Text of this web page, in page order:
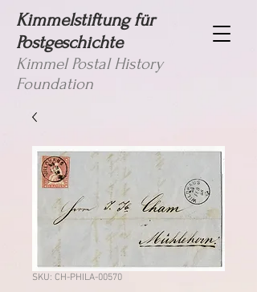
Kimmelstiftung für
Postgeschichte
Kimmel Postal History
Foundation
SKU: CH-PHILA-00570